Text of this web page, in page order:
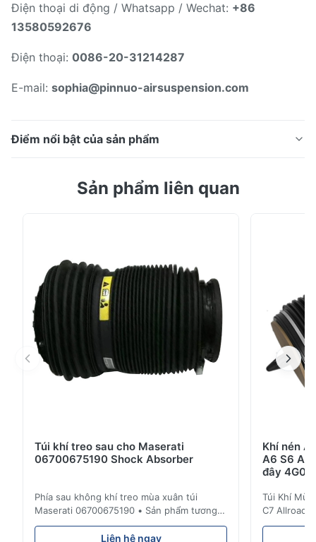
Điện thoại di động / Whatsapp / Wechat: +86
13580592676
Điện thoại: 0086-20-31214287
E-mail: sophia@pinnuo-airsuspension.com
Điểm nổi bật của sản phẩm
(X164) GL 350 CDI 4-matic (164.823) A1643201025
1643201025 A1643200625 Ứng dụng: Mô hình công
suất chuyển điện Hp ...
Sản phẩm liên quan
Túi khí treo sau cho Maserati
06700675190 Shock Absorber
Phía sau không khí treo mùa xuân túi
Maserati 06700675190 • Sản phẩm tương
thích 100% với phần gốc . Sản phẩm: Air
Spring & Air Bag Số OEM: 06700675190
Liên hệ ngay
Khí nén
A6 S6 A7
đây
Túi Khí
C7 Allroad